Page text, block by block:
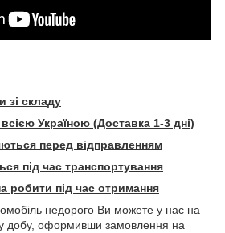
зі складу
Україною (Доставка 1-3 дні)
перед відправленням
під час транспортування
робити під час отримання
недорого Ви можете у нас на
добу, оформивши замовлення на